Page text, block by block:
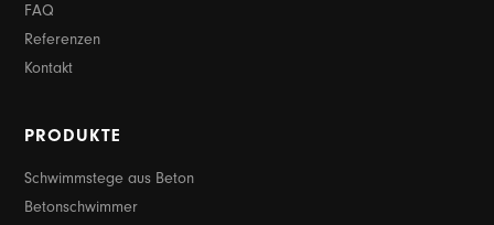
FAQ
Referenzen
Kontakt
PRODUKTE
Schwimmstege aus Beton
Betonschwimmer